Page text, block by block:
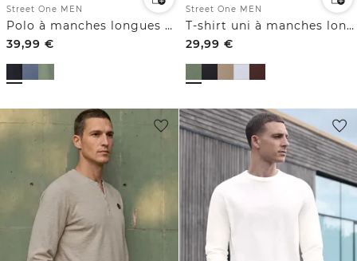
Street One MEN
Polo à manches longues avec poche
39,99 €
Street One MEN
T-shirt uni à manches longues et col rond
29,99 €